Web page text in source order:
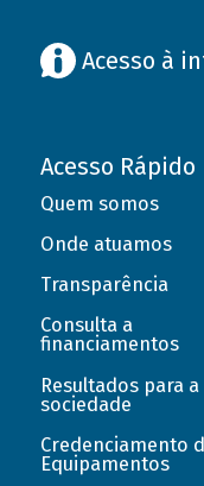
Acesso à
Acesso Rápido
Quem somos
Onde atuamos
Transparência
Consulta a
financiamentos
Resultados para a
sociedade
Credenciamento
Equipamentos